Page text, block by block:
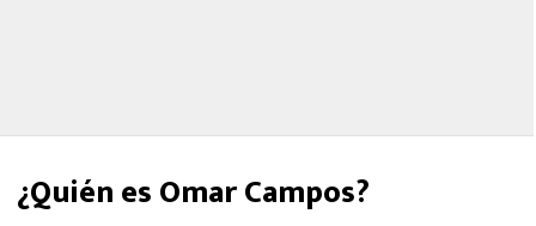
¿Quién es Omar Campos?